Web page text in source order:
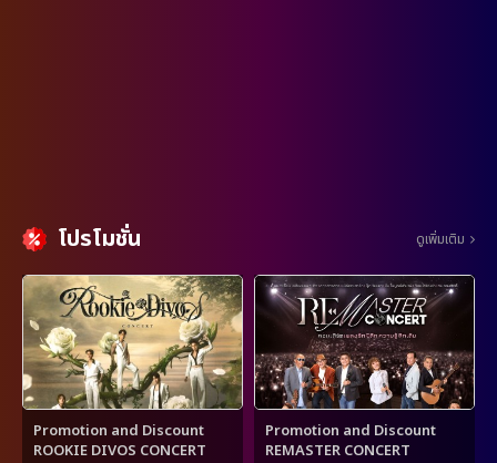
โปรโมชั่น ดูเพิ่มเติม
Promotion and Discount
ROOKIE DIVOS CONCERT
Promotion and Discount
REMASTER CONCERT